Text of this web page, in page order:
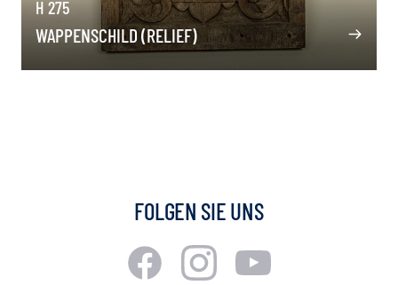
H 275
WAPPENSCHILD (RELIEF)
FOLGEN SIE UNS